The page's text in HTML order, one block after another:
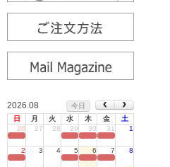
2026.08
今日
日
月 火 水 木 金
土
26
27 28 29 30 31 1
2 3 4 5 6 7 8